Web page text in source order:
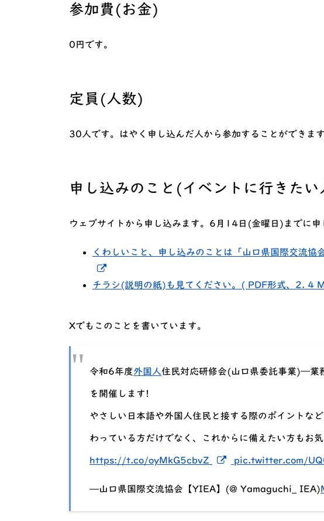
参加費(お金)
0円です。
定員(人数)
30人です。はやく申し込んだ人から参加することができます
申し込みのこと(イベントに行きたい
ウェブサイトから申し込みます。6月14日(金曜日)までに申
くわしいこと、申し込みのことは「山口県国際交流協
チラシ(説明の紙)も見てください。( PDF形式、2. 4
Xでもこのことを書いています。
令和6年度外国人住民対応研修会(山口県委託事業)―
を開催します!
やさしい日本語や外国人住民と接する際のポイントな
わっている方だけでなく、これからに備えたい方もお気
https://t.co/oyMkG5cbvZ 新しいウィンドウで
pic.twitter.com/
—山口県国際交流協会【YIEA】(@ Yamaguchi_ IEA)